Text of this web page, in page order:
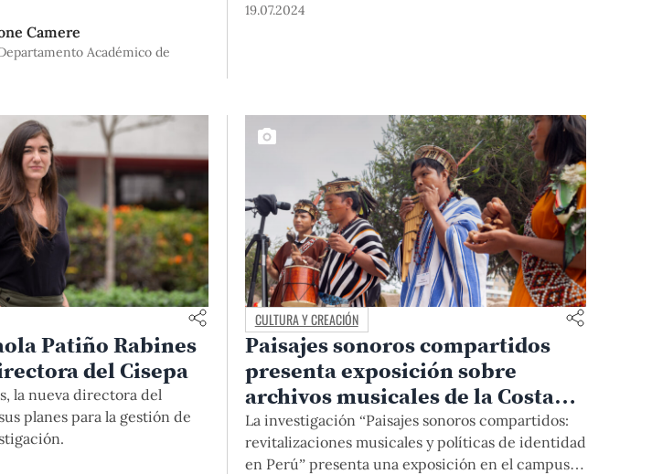
La Federación
Católicas (FIUC),
doscientas universidades,
su centenario reafirmando
Camere
Académico de
17 al 20 de julio, se vienen llevando a cabo 175
19.07.2024
Patiño Rabines
del Cisepa
la nueva directora del
planes para la gestión de
CULTURA Y CREACIÓN
Paisajes sonoros compartidos
presenta exposición sobre
archivos musicales de la Costa
Norte y Selva Central
La investigación “Paisajes sonoros compartidos:
revitalizaciones musicales y políticas de identidad
en Perú” presenta una exposición en el campus